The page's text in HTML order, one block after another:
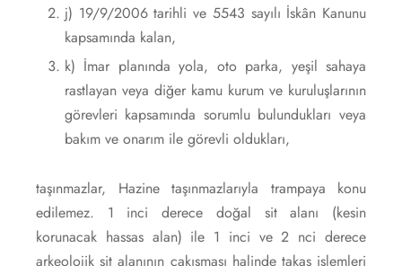
j) 19/9/2006 tarihli ve 5543 sayılı İskân Kanunu
kapsamında kalan,
k) İmar planında yola, oto parka, yeşil sahaya
rastlayan veya diğer kamu kurum ve kuruluşlarının
görevleri kapsamında sorumlu bulundukları veya
bakım ve onarım ile görevli oldukları,
taşınmazlar, Hazine taşınmazlarıyla trampaya konu
edilemez. 1 inci derece doğal sit alanı (kesin
korunacak hassas alan) ile 1 inci ve 2 nci derece
arkeolojik sit alanının çakışması halinde takas işlemleri